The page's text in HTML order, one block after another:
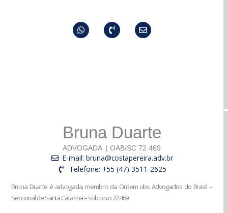
WhatsappPhone-
volume
Envelope
Bruna Duarte
ADVOGADA | OAB/SC 72.469
E-mail: bruna@costapereira.adv.br
Telefone: +55 (47) 3511-2625
Bruna Duarte é advogada, membro da Ordem dos Advogados do Brasil –
Seccional de Santa Catarina – sob o n.o 72.469.